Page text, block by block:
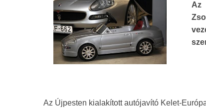
Az
Az Újpesten kialakított autójavító Kelet-